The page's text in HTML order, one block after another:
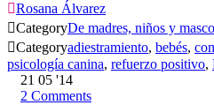
Rosana Álvarez
CategoryDe madres, niños y
Categoryadiestramiento, bebés,
psicología canina, refuerzo positivo,
21 05 '14
2 Comments